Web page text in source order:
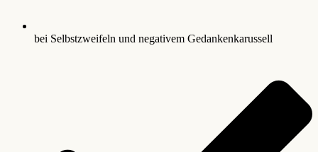
bei Selbstzweifeln und negativem Gedankenkarussell